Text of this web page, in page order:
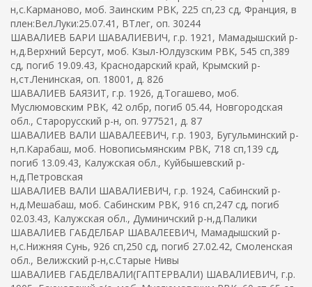
н,с.Карманово, моб. Заинским РВК, 225 сп,23 сд, Франция, в
плен:Вел.Луки:25.07.41, ВТлег, оп. 30244
ШАВАЛИЕВ БАРИ ШАВАЛИЕВИЧ, г.р. 1921, Мамадышский р-
н,д.Верхний Берсут, моб. Кзыл-Юлдузским РВК, 545 сп,389
сд, погиб 19.09.43, Краснодарский край, Крымский р-
н,ст.Ленинская, оп. 18001, д. 826
ШАВАЛИЕВ БАЯЗИТ, г.р. 1926, д.Тогашево, моб.
Муслюмовским РВК, 42 олбр, погиб 05.44, Новгородская
обл., Старорусский р-н, оп. 977521, д. 87
ШАВАЛИЕВ ВАЛИ ШАВАЛЕЕВИЧ, г.р. 1903, Бугульминский р-
н,п.Карабаш, моб. Новописьмянским РВК, 718 сп,139 сд,
погиб 13.09.43, Калужская обл., Куйбышевский р-
н,д.Петровская
ШАВАЛИЕВ ВАЛИ ШАВАЛИЕВИЧ, г.р. 1924, Сабинский р-
н,д.Мешабаш, моб. Сабинским РВК, 916 сп,247 сд, погиб
02.03.43, Калужская обл., Думиничский р-н,д.Палики
ШАВАЛИЕВ ГАБДЕЛБАР ШАВАЛЕЕВИЧ, Мамадышский р-
н,с.Нижняя Сунь, 926 сп,250 сд, погиб 27.02.42, Смоленская
обл., Велижский р-н,с.Старые Нивы
ШАВАЛИЕВ ГАБДЕЛВАЛИ(ГАПТЕРВАЛИ) ШАВАЛИЕВИЧ, г.р.